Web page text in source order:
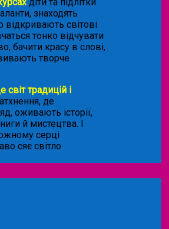
знаходять
відкривають світові
тонко відчувати
бачити красу в слові,
творче
світ традицій і
де
оживають історії,
й мистецтва. І
серці
сяє світло